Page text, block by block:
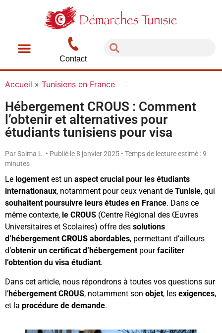
Contact
Accueil » Tunisiens en France
Hébergement CROUS : Comment
l’obtenir et alternatives pour
étudiants tunisiens pour visa
Par Salma L. • Publié le 8 janvier 2025 • Temps de lecture estimé : 9
minutes
Le logement est un aspect crucial pour les étudiants
internationaux, notamment pour ceux venant de Tunisie, qui
souhaitent poursuivre leurs études en France. Dans ce
même contexte, le CROUS (Centre Régional des Œuvres
Universitaires et Scolaires) offre des solutions
d’hébergement CROUS abordables, permettant d’ailleurs
d’obtenir un certificat d’hébergement pourfaciliter
l’obtention du visa étudiant.
Dans cet article, nous répondrons à toutes vos questions sur
l’hébergement CROUS, notamment son objet, les exigences,
et la procédure de demande.